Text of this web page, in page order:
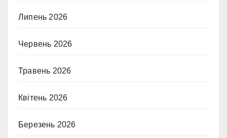
Липень 2026
Червень 2026
Травень 2026
Квітень 2026
Березень 2026